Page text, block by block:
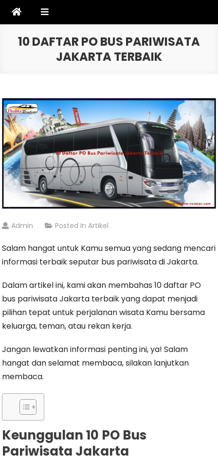
10 DAFTAR PO BUS PARIWISATA
JAKARTA TERBAIK
Admin Posted InArtikel
Salam hangat untuk Kamu semua yang sedang mencari
informasi terbaik seputar bus pariwisata di Jakarta.
Dalam artikel ini, kami akan membahas10 daftar PO
bus pariwisata Jakarta terbaikyang dapat menjadi
pilihan tepat untuk perjalanan wisata Kamu bersama
keluarga, teman, atau rekan kerja.
Jangan lewatkan informasi penting ini, ya! Salam
hangat dan selamat membaca, silakan lanjutkan
membaca.
Keunggulan 10 PO Bus
Pariwisata Jakarta